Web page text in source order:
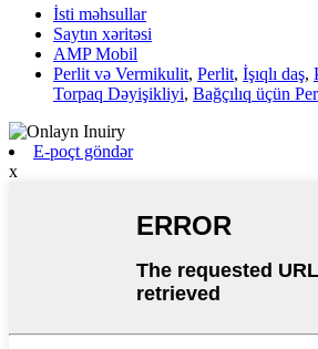
İsti məhsullar
Saytın xəritəsi
AMP Mobil
Perlit və Vermikulit, Perlit, İşıqlı daş,
Torpaq Dəyişikliyi, Bağçılıq üçün
E-poçt göndər
x